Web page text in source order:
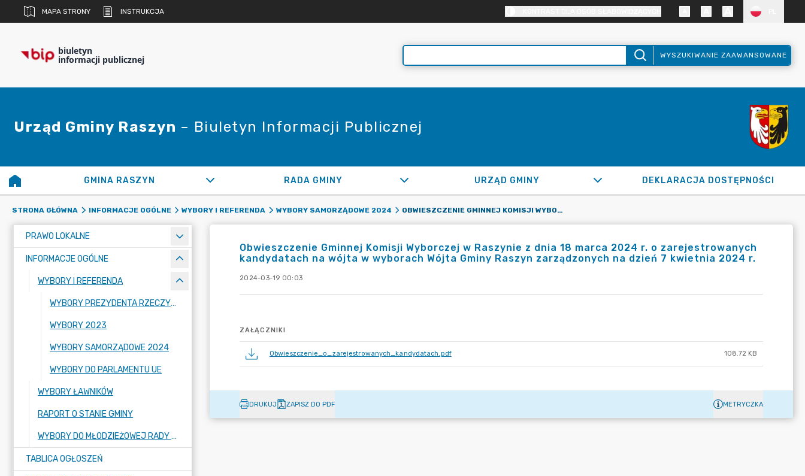
MAPA STRONY INSTRUKCJA
biuletyn
informacji publicznej WYSZUKIWANIE ZAAWANSOWANE
Urząd Gminy Raszyn – Biuletyn Informacji Publicznej
GMINA RASZYN RADA GMINY URZĄD GMINY DEKLARACJA DOSTĘPNOŚCI
STRONA GŁÓWNA INFORMACJE OGÓLNE WYBORY I REFERENDA WYBORY SAMORZĄDOWE 2024 OBWIESZCZENIE GMINNEJ KOMISJI WYBORCZEJ W RASZYNIE Z DNIA 18 MARCA 2024 R. O ZAREJESTROWANYCH KANDYDATACH NA WÓJTA W WYBORACH WÓJTA GMINY RASZYN ZARZĄDZONYCH NA DZIEŃ 7 KWIETNIA 2024 R.
PRAWO LOKALNE
INFORMACJE OGÓLNE
WYBORY I REFERENDA
WYBORY PREZYDENTA RZECZYPOSPOLITEJ POLSKIEJ – 18 MAJA 2025 ROKU
WYBORY 2023
WYBORY SAMORZĄDOWE 2024
WYBORY DO PARLAMENTU UE
WYBORY ŁAWNIKÓW
RAPORT O STANIE GMINY
WYBORY DO MŁODZIEŻOWEJ RADY GMINY RASZYN
TABLICA OGŁOSZEŃ
Obwieszczenie Gminnej Komisji Wyborczej w Raszynie z dnia 18 marca 2024 r. o zarejestrowanych
kandydatach na wójta w wyborach Wójta Gminy Raszyn zarządzonych na dzień 7 kwietnia 2024 r.
2024-03-19 00:03
ZAŁĄCZNIKI
Obwieszczenie_o_zarejestrowanych_kandydatach.pdf 108.72 KB
DRUKUJ ZAPISZ DO PDF METRYCZKA